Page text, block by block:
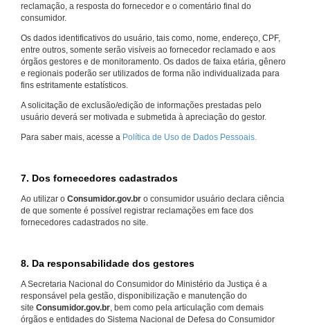
reclamação, a resposta do fornecedor e o comentário final do
consumidor.
Os dados identificativos do usuário, tais como, nome, endereço, CPF,
entre outros, somente serão visíveis ao fornecedor reclamado e aos
órgãos gestores e de monitoramento. Os dados de faixa etária, gênero
e regionais poderão ser utilizados de forma não individualizada para
fins estritamente estatísticos.
A solicitação de exclusão/edição de informações prestadas pelo
usuário deverá ser motivada e submetida à apreciação do gestor.
Para saber mais, acesse a Política de Uso de Dados Pessoais.
7. Dos fornecedores cadastrados
Ao utilizar o Consumidor.gov.br o consumidor usuário declara ciência
de que somente é possível registrar reclamações em face dos
fornecedores cadastrados no site.
8. Da responsabilidade dos gestores
A Secretaria Nacional do Consumidor do Ministério da Justiça é a
responsável pela gestão, disponibilização e manutenção do
site Consumidor.gov.br, bem como pela articulação com demais
órgãos e entidades do Sistema Nacional de Defesa do Consumidor